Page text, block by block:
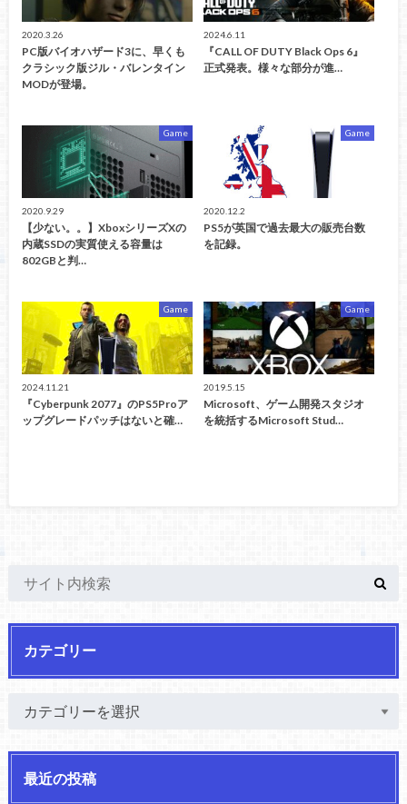
2020.3.26
PC版バイオハザード3に、早くも
クラシック版ジル・バレンタイン
MODが登場。
2024.6.11
『CALL OF DUTY Black Ops 6』
正式発表。様々な部分が進…
Game
2020.9.29
【少ない。。】XboxシリーズXの
内蔵SSDの実質使える容量は
802GBと判…
Game
2020.12.2
PS5が英国で過去最大の販売台数
を記録。
Game
2024.11.21
『Cyberpunk 2077』のPS5Proア
ップグレードパッチはないと確…
Game
2019.5.15
Microsoft、ゲーム開発スタジオ
を統括するMicrosoft Stud…
カテゴリー
最近の投稿